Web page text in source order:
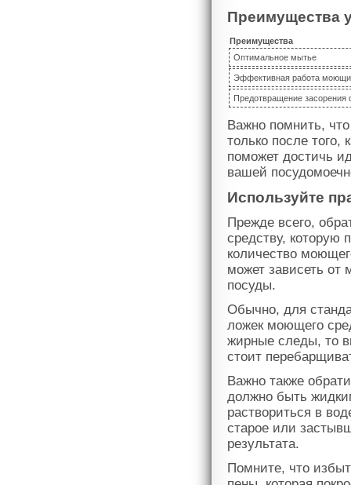
Преимущества
Преимущества
Оптимальное мытье
Эффективная работа
Предотвращение засорения
Важно помнить,
только после того,
поможет достичь
вашей
Используйте
Прежде всего,
средству, которую
количество
может зависеть от
посуды.
Обычно, для
ложек моющего
жирные следы, то
стоит
Важно также
должно быть
раствориться в
старое или
результата.
Помните, что